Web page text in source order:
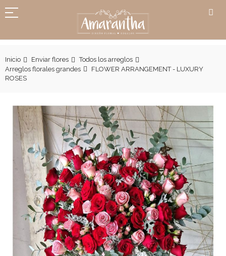
Inicio Enviar flores
Todos los arreglos
Arreglos florales grandes
FLOWER ARRANGEMENT - LUXURY
ROSES
Skip
the
end
images
gallery